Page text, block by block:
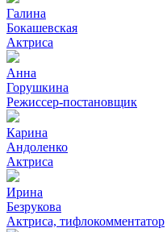
Галина
Бокашевская
Актриса
Анна
Горушкина
Режиссер-постановщик
Карина
Андоленко
Актриса
Ирина
Безрукова
Актриса, тифлокомментатор